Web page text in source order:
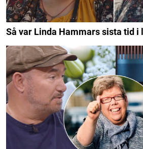
Så var Linda Hammars sista tid i